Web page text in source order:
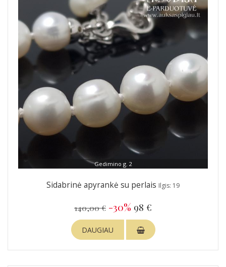
Gedimino g. 2
Sidabrinė apyrankė su perlais Ilgis: 19
140,00 € -30% 98 €
DAUGIAU